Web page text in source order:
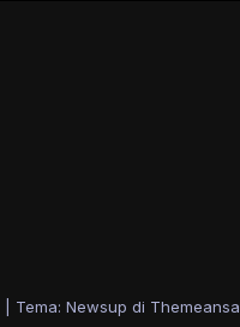
Tema: Newsup di